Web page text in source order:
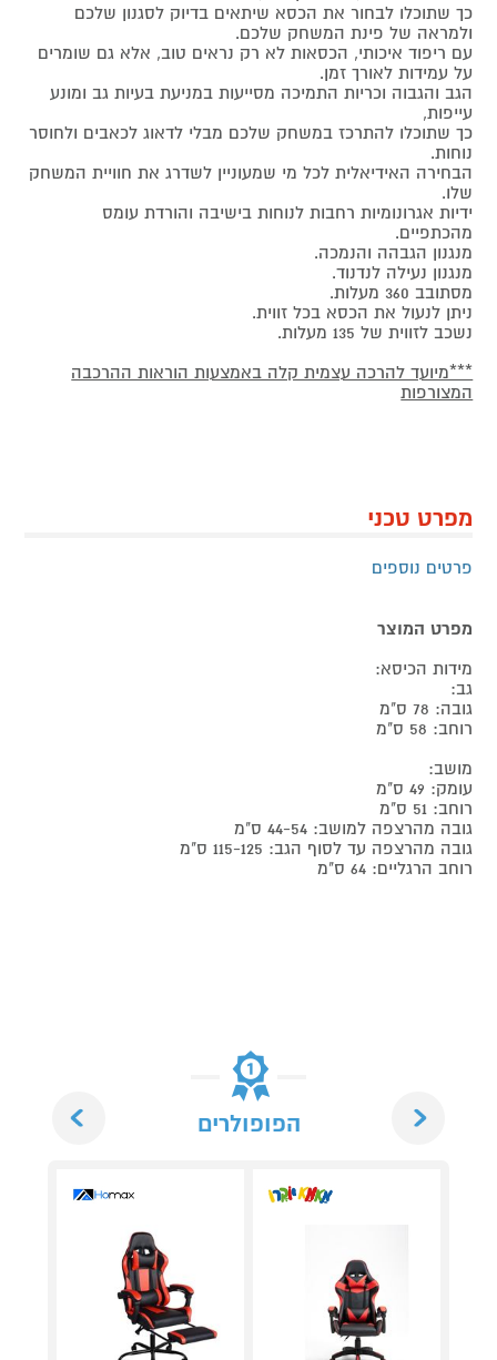
כך שתוכלו לבחור את הכסא שיתאים בדיוק לסגנון שלכם
ולמראה של פינת המשחק שלכם.
עם ריפוד איכותי, הכסאות לא רק נראים טוב, אלא גם שומרים
על עמידות לאורך זמן.
הגב והגבוה וכריות התמיכה מסייעות במניעת בעיות גב ומונע
עייפות,
כך שתוכלו להתרכז במשחק שלכם מבלי לדאוג לכאבים ולחוסר
נוחות.
הבחירה האידיאלית לכל מי שמעוניין לשדרג את חוויית המשחק
שלו.
ידיות אגרונומיות רחבות לנוחות בישיבה והורדת עומס
מהכתפיים.
מנגנון הגבהה והנמכה.
מנגנון נעילה לנדנוד.
מסתובב 360 מעלות.
ניתן לנעול את הכסא בכל זווית.
נשכב לזווית של 135 מעלות.
***מיועד להרכה עצמית קלה באמצעות הוראות ההרכבה
המצורפות
מפרט טכני
פרטים נוספים
מפרט המוצר
מידות הכיסא:
גב:
גובה: 78 ס"מ
רוחב: 58 ס"מ
מושב:
עומק: 49 ס"מ
רוחב: 51 ס"מ
גובה מהרצפה למושב: 44-54 ס"מ
גובה מהרצפה עד לסוף הגב: 115-125 ס"מ
רוחב הרגליים: 64 ס"מ
הפופולרים